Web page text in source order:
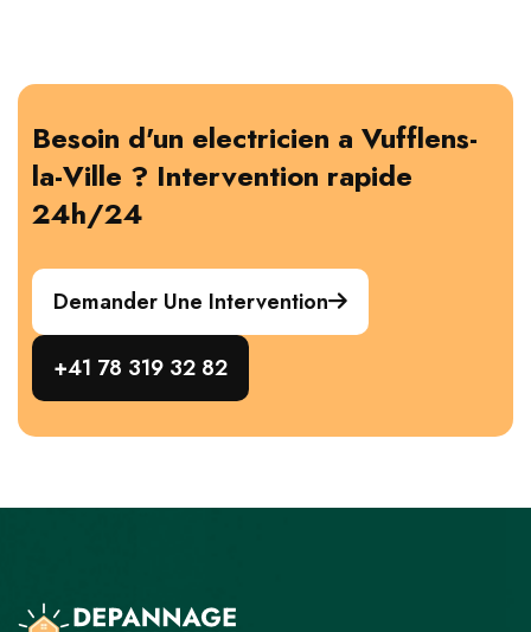
Besoin d'un electricien a Vufflens-
la-Ville ? Intervention rapide
24h/24
Demander Une Intervention
+41 78 319 32 82